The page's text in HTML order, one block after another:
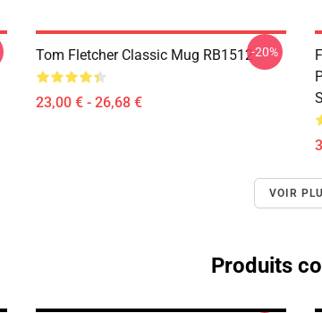
Tom Fletcher Classic Mug RB1512
23,00 € - 26,68 €
-20%
VOIR
Produits